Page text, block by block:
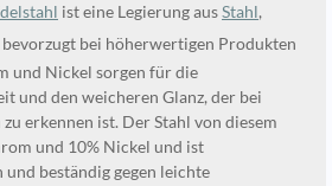
ist eine Legierung ausStahl,
bevorzugt bei höherwertigen Produkten
und Nickel sorgen für die
und den weicheren Glanz, der bei
erkennen ist. Der Stahl von diesem
und 10% Nickel und ist
beständig gegen leichte